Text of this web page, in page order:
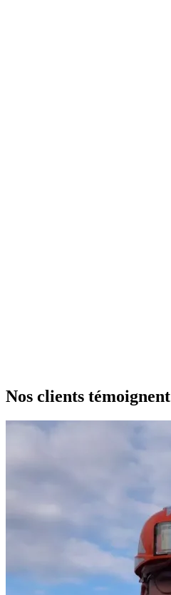
Nos clients témoignent